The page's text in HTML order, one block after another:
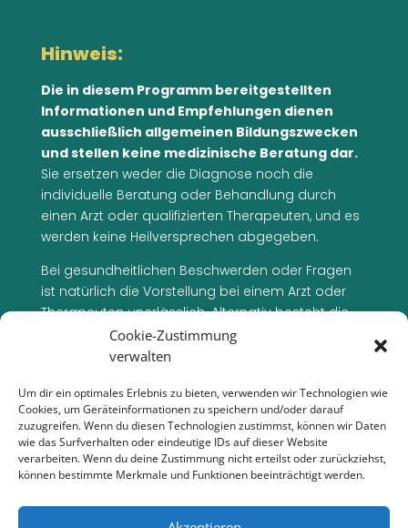
Cookie-Zustimmung
verwalten
Um dir ein optimales Erlebnis zu bieten, verwenden wir Technologien wie
Cookies, um Geräteinformationen zu speichern und/oder darauf
zuzugreifen. Wenn du diesen Technologien zustimmst, können wir Daten
wie das Surfverhalten oder eindeutige IDs auf dieser Website
verarbeiten. Wenn du deine Zustimmung nicht erteilst oder zurückziehst,
können bestimmte Merkmale und Funktionen beeinträchtigt werden.
Hinweis:
Die in diesem Programm bereitgestellten
Informationen und Empfehlungen dienen
ausschließlich allgemeinen Bildungszwecken
und stellen keine medizinische Beratung dar.
Sie ersetzen weder die Diagnose noch die
individuelle Beratung oder Behandlung durch
einen Arzt oder qualifizierten Therapeuten, und es
werden keine Heilversprechen abgegeben.
Bei gesundheitlichen Beschwerden oder Fragen
ist natürlich die Vorstellung bei einem Arzt oder
Therapeuten unerlässlich. Alternativ besteht die
Möglichkeit, sich in unserer Arztpraxis vorzustellen,
um in einem persönlichen Setting eine fundierte
(www.wengenroth-praxis.de )